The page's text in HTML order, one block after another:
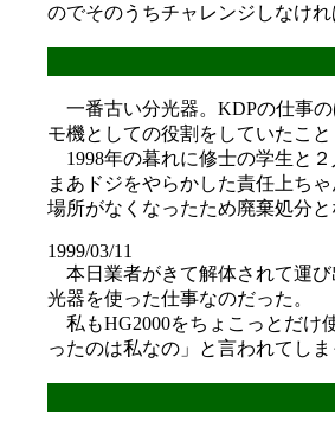
のでそのうちチャレンジしなけれ
一番古い分光器。KDPの仕事
モ機としての役割をしていたこと
1998年の暮れに修士の学生と
まあドジをやらかした責任上ち
場所がなくなったため廃棄処分と
1999/03/11
本日業者がきて解体されて運び
光器を使った仕事なのだった。
私もHG2000をちょこっとだけ
ったのは私なの」と言われてし